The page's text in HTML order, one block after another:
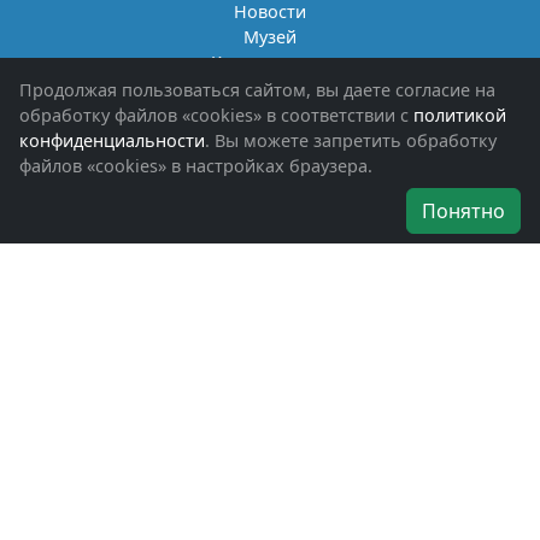
Новости
Музей
Книги памяти
Фотоальбомы
Обращения граждан
Помощь участникам СВО и их семьям
Об организации
Наши награды
Продолжая пользоваться сайтом, вы даете согласие на
обработку файлов «cookies» в соответствии с политикой
конфиденциальности. Вы можете запретить обработку
файлов «cookies» в настройках браузера.
Понятно